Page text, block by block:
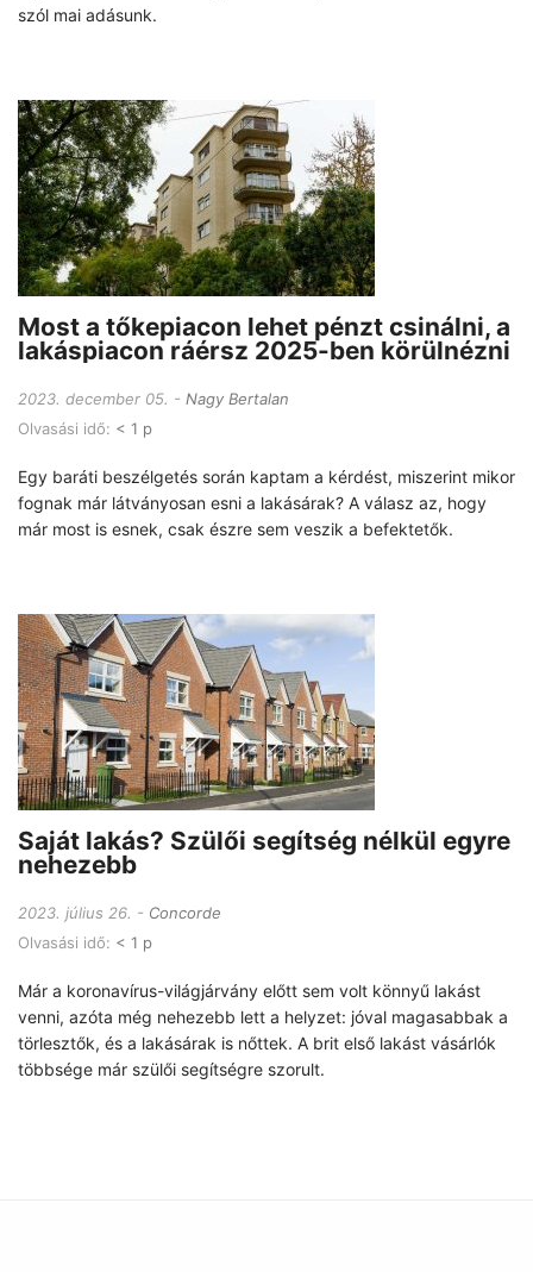
szól mai adásunk.
Most a tőkepiacon lehet pénzt csinálni, a
lakáspiacon ráérsz 2025-ben körülnézni
2023. december 05.
Nagy Bertalan
Olvasási idő: < 1 p
Egy baráti beszélgetés során kaptam a kérdést, miszerint mikor
fognak már látványosan esni a lakásárak? A válasz az, hogy
már most is esnek, csak észre sem veszik a befektetők.
Saját lakás? Szülői segítség nélkül egyre
nehezebb
2023. július 26.
Concorde
Olvasási idő: < 1 p
Már a koronavírus-világjárvány előtt sem volt könnyű lakást
venni, azóta még nehezebb lett a helyzet: jóval magasabbak a
törlesztők, és a lakásárak is nőttek. A brit első lakást vásárlók
többsége már szülői segítségre szorult.